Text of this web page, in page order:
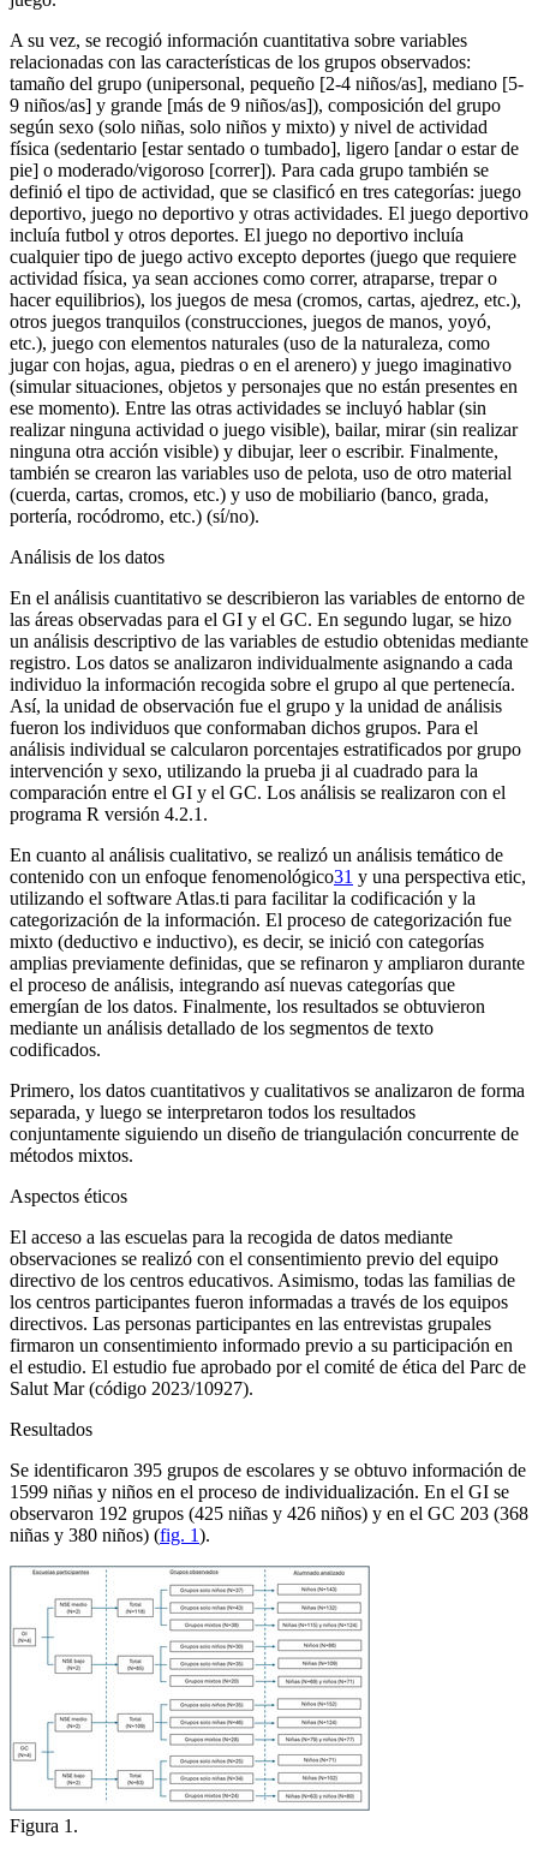
A su vez, se recogió información cuantitativa sobre variables
relacionadas con las características de los grupos observados:
tamaño del grupo (unipersonal, pequeño [2-4 niños/as], mediano [5-
9 niños/as] y grande [más de 9 niños/as]), composición del grupo
según sexo (solo niñas, solo niños y mixto) y nivel de actividad
física (sedentario [estar sentado o tumbado], ligero [andar o estar de
pie] o moderado/vigoroso [correr]). Para cada grupo también se
definió el tipo de actividad, que se clasificó en tres categorías: juego
deportivo, juego no deportivo y otras actividades. El juego deportivo
incluía futbol y otros deportes. El juego no deportivo incluía
cualquier tipo de juego activo excepto deportes (juego que requiere
actividad física, ya sean acciones como correr, atraparse, trepar o
hacer equilibrios), los juegos de mesa (cromos, cartas, ajedrez, etc.),
otros juegos tranquilos (construcciones, juegos de manos, yoyó,
etc.), juego con elementos naturales (uso de la naturaleza, como
jugar con hojas, agua, piedras o en el arenero) y juego imaginativo
(simular situaciones, objetos y personajes que no están presentes en
ese momento). Entre las otras actividades se incluyó hablar (sin
realizar ninguna actividad o juego visible), bailar, mirar (sin realizar
ninguna otra acción visible) y dibujar, leer o escribir. Finalmente,
también se crearon las variables uso de pelota, uso de otro material
(cuerda, cartas, cromos, etc.) y uso de mobiliario (banco, grada,
portería, rocódromo, etc.) (sí/no).
Análisis de los datos
En el análisis cuantitativo se describieron las variables de entorno de
las áreas observadas para el GI y el GC. En segundo lugar, se hizo
un análisis descriptivo de las variables de estudio obtenidas mediante
registro. Los datos se analizaron individualmente asignando a cada
individuo la información recogida sobre el grupo al que pertenecía.
Así, la unidad de observación fue el grupo y la unidad de análisis
fueron los individuos que conformaban dichos grupos. Para el
análisis individual se calcularon porcentajes estratificados por grupo
intervención y sexo, utilizando la prueba ji al cuadrado para la
comparación entre el GI y el GC. Los análisis se realizaron con el
programa R versión 4.2.1.
En cuanto al análisis cualitativo, se realizó un análisis temático de
contenido con un enfoque fenomenológico31 y una perspectiva etic,
utilizando el software Atlas.ti para facilitar la codificación y la
categorización de la información. El proceso de categorización fue
mixto (deductivo e inductivo), es decir, se inició con categorías
amplias previamente definidas, que se refinaron y ampliaron durante
el proceso de análisis, integrando así nuevas categorías que
emergían de los datos. Finalmente, los resultados se obtuvieron
mediante un análisis detallado de los segmentos de texto
codificados.
Primero, los datos cuantitativos y cualitativos se analizaron de forma
separada, y luego se interpretaron todos los resultados
conjuntamente siguiendo un diseño de triangulación concurrente de
métodos mixtos.
Aspectos éticos
El acceso a las escuelas para la recogida de datos mediante
observaciones se realizó con el consentimiento previo del equipo
directivo de los centros educativos. Asimismo, todas las familias de
los centros participantes fueron informadas a través de los equipos
directivos. Las personas participantes en las entrevistas grupales
firmaron un consentimiento informado previo a su participación en
el estudio. El estudio fue aprobado por el comité de ética del Parc de
Salut Mar (código 2023/10927).
Resultados
Se identificaron 395 grupos de escolares y se obtuvo información de
1599 niñas y niños en el proceso de individualización. En el GI se
observaron 192 grupos (425 niñas y 426 niños) y en el GC 203 (368
niñas y 380 niños) (fig. 1).
Figura 1.